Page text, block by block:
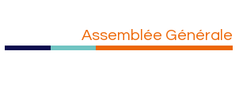
Assemblée Générale